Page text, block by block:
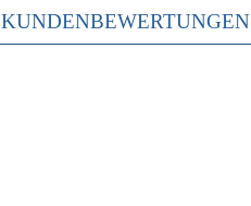
KUNDENBEWERTUNGEN